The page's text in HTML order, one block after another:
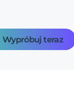
Wypróbuj teraz